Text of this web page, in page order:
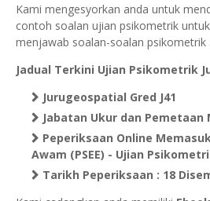
Kami mengesyorkan anda untuk
contoh soalan ujian psikometrik
menjawab soalan-soalan psikometrik
Jadual Terkini Ujian Psikometrik
Jurugeospatial Gred J41
Jabatan Ukur dan Pemetaan
Peperiksaan Online
Awam (PSEE) - Ujian
Tarikh Peperiksaan : 18